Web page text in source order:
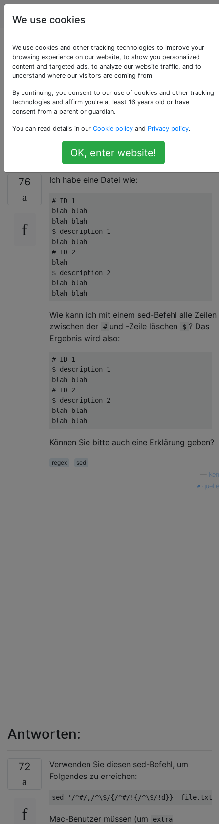
Programmierung
Verwenden Sie sed,
um alle Zeilen
zwischen zwei
übereinstimmenden
Mustern zu löschen
76 Ich habe eine Datei wie:
# ID 1
blah blah
$ description 1
# ID 2
$ description 2
blah blah
Wie kann ich mit einem sed-Befehl alle Zeilen
zwischen der
# und -Zeile löschen $ ? Das
Ergebnis wird also:
# ID 1
$ description 1
# ID 2
$ description 2
blah blah
Können Sie bitte auch eine Erklärung geben?
regex
sed
Ken
quelle
Antworten:
72
Verwenden Sie diesen sed-Befehl, um
Folgendes zu erreichen:
sed '/^#/,/^\$/{/^#/!{/^\$/!d}}' file
Mac-Benutzer müssen (um
extra
We use cookies
We use cookies and other tracking technologies to improve your
browsing experience on our website, to show you personalized
content and targeted ads, to analyze our website traffic, and to
understand where our visitors are coming from.
By continuing, you consent to our use of cookies and other tracking
technologies and affirm you're at least 16 years old or have
consent from a parent or guardian.
You can read details in our Cookie policy and Privacy policy.
OK, enter website!